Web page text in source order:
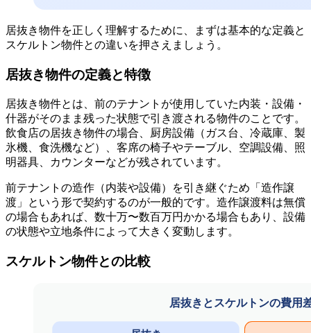
居抜き物件を正しく理解するために、まずは基本的な定義と
スケルトン物件との違いを押さえましょう。
居抜き物件の定義と特徴
居抜き物件とは、前のテナントが使用していた内装・設備・
什器がそのまま残った状態で引き渡される物件のことです。
飲食店の居抜き物件の場合、厨房設備（ガス台、冷蔵庫、製
氷機、食洗機など）、客席の椅子やテーブル、空調設備、照
明器具、カウンターなどが残されています。
前テナントの造作（内装や設備）を引き継ぐため「造作譲
渡」という形で契約するのが一般的です。造作譲渡料は無償
の場合もあれば、数十万〜数百万円かかる場合もあり、設備
の状態や立地条件によって大きく変動します。
スケルトン物件との比較